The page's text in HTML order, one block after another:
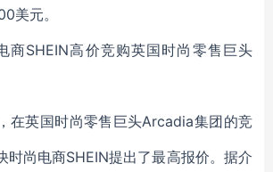
美元。
商SHEIN高价竞购英国时尚零售巨头
在英国时尚零售巨头Arcadia集团的竞
时尚电商SHEIN提出了最高报价。据介